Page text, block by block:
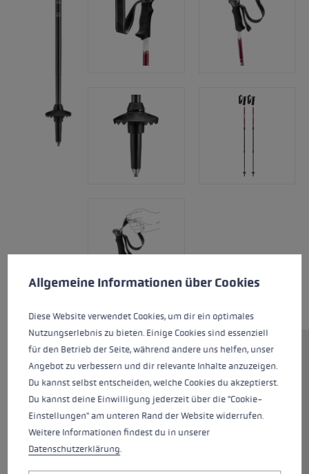
Leichter Trekking Stock aus der
Vintage Linie. Ausgestattet mit
einem EVOCON Griff mit
anpassbarer Schlaufe und
bergab gehen. Das Super Lock
Cookie-Voreinstellungen
Allgemeine Informationen über Cookies
Diese Website verwendet Cookies, um dir ein optimales
Nutzungserlebnis zu bieten. Einige Cookies sind essenziell
für den Betrieb der Seite, während andere uns helfen, unser
Angebot zu verbessern und dir relevante Inhalte anzuzeigen.
Du kannst selbst entscheiden, welche Cookies du akzeptierst.
Du kannst deine Einwilligung jederzeit über die "Cookie-
Einstellungen" am unteren Rand der Website widerrufen.
Weitere Informationen findest du in unserer
Datenschutzerklärung.